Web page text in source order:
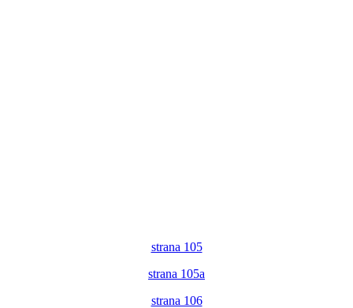
strana 105
strana 105a
strana 106